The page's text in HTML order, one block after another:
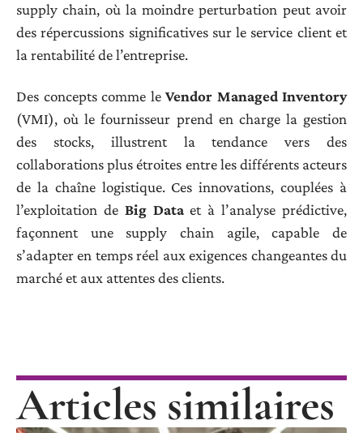
supply chain, où la moindre perturbation peut avoir
des répercussions significatives sur le service client et
la rentabilité de l’entreprise.
Des concepts comme le Vendor Managed Inventory
(VMI), où le fournisseur prend en charge la gestion
des stocks, illustrent la tendance vers des
collaborations plus étroites entre les différents acteurs
de la chaîne logistique. Ces innovations, couplées à
l’exploitation de Big Dataet à l’analyse prédictive,
façonnent une supply chain agile, capable de
s’adapter en temps réel aux exigences changeantes du
marché et aux attentes des clients.
Articles similaires